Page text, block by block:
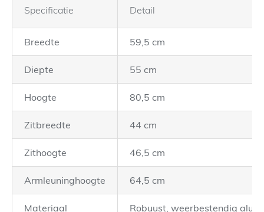
Specificatie Detail
Breedte 59,5 cm
Diepte 55 cm
Hoogte 80,5 cm
Zitbreedte 44 cm
Zithoogte 46,5 cm
Armleuninghoogte 64,5 cm
Materiaal Robuust, weerbestendig